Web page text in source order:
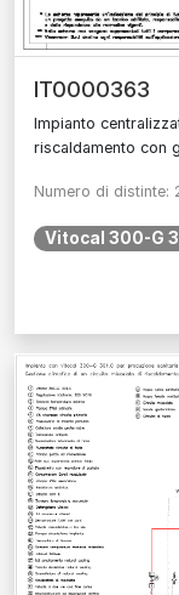
IT0000363
Impianto
riscaldamento con
Numero di distinte:
Vitocal 300-G